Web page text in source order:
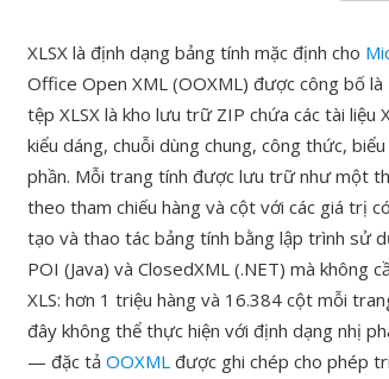
XLSX là định dạng bảng tính mặc định cho
Office Open XML (OOXML) được công bố
tệp XLSX là kho lưu trữ ZIP chứa các tài
kiểu dáng, chuỗi dùng chung, công thức,
phần. Mỗi trang tính được lưu trữ như một
theo tham chiếu hàng và cột với các giá trị
tạo và thao tác bảng tính bằng lập trình sử
POI (Java) và ClosedXML (.NET) mà không
XLS: hơn 1 triệu hàng và 16.384 cột mỗi
đây không thể thực hiện với định dạng nhị
— đặc tả OOXML được ghi chép cho phép